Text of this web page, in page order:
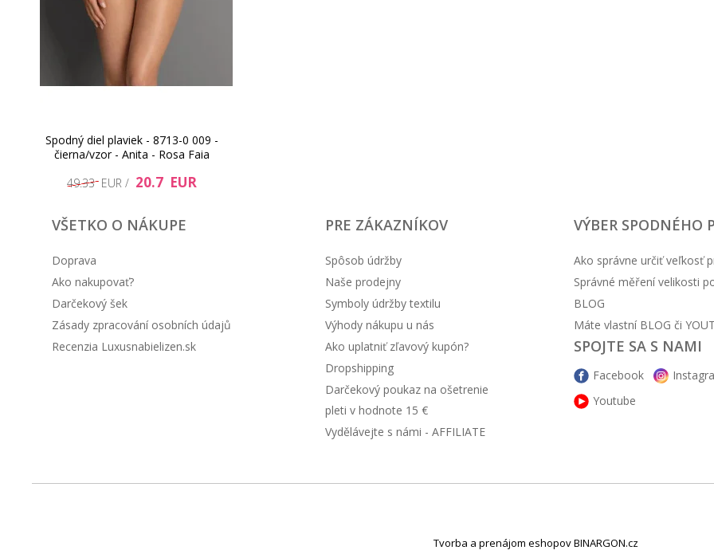
20.7 EUR
Spodný diel plaviek - 8713-0 009 -
čierna/vzor - Anita - Rosa Faia
49.33 EUR / 20.7 EUR
VŠETKO O NÁKUPE
Doprava
Ako nakupovať?
Darčekový šek
Zásady zpracování osobních údajů
Recenzia Luxusnabielizen.sk
PRE ZÁKAZNÍKOV
Spôsob údržby
Naše prodejny
Symboly údržby textilu
Výhody nákupu u nás
Ako uplatniť zľavový kupón?
Dropshipping
Darčekový poukaz na ošetrenie
pleti v hodnote 15 €
Vydělávejte s námi - AFFILIATE
VÝBER SPODNÉHO
Ako správne určiť veľkosť
Správné měření velikosti
BLOG
Máte vlastní BLOG či
SPOJTE SA S NAMI
Facebook
Youtube
Tvorba a prenájom eshopov BINARGON.cz